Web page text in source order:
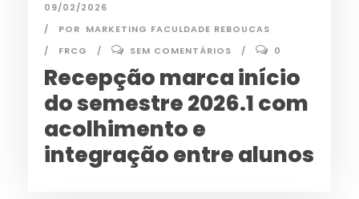
09/02/2026
POR MARKETING FACULDADE REBOUCAS
FRCG
SEM COMENTÁRIOS 0
Recepção marca início
do semestre 2026.1 com
acolhimento e
integração entre alunos